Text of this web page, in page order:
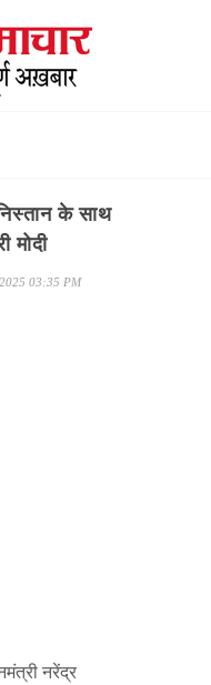
के साथ
मोदी
03:35 PM
नरेंद्र